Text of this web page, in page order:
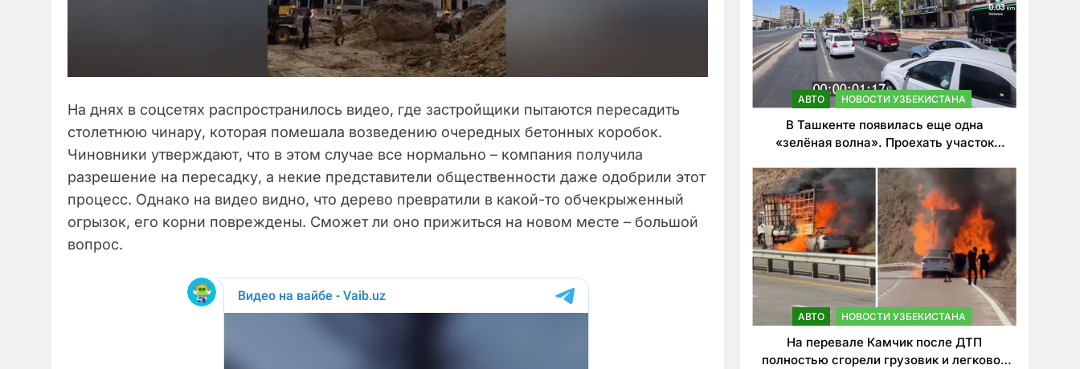
На днях в соцсетях распространилось видео, где застройщики пытаются пересадить
столетнюю чинару, которая помешала возведению очередных бетонных коробок.
Чиновники утверждают, что в этом случае все нормально – компания получила
разрешение на пересадку, а некие представители общественности даже одобрили этот
процесс. Однако на видео видно, что дерево превратили в какой-то обчекрыженный
огрызок, его корни повреждены. Сможет ли оно прижиться на новом месте – большой
вопрос.
АВТО НОВОСТИ УЗБЕКИСТАНА
В Ташкенте появилась еще одна
«зелёная волна». Проехать участок
АВТО НОВОСТИ УЗБЕКИСТАНА
На перевале Камчик после ДТП
полностью сгорели грузовик и легковой